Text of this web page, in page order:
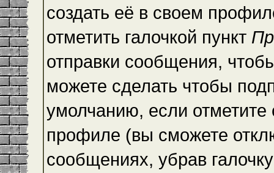
создать её в своем
отметить галочкой пункт
отправки сообщения,
можете сделать чтобы
умолчанию, если
профиле (вы сможете
сообщениях, убрав